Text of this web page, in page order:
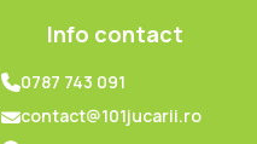
Info contact
0787 743 091
contact@101jucarii.ro